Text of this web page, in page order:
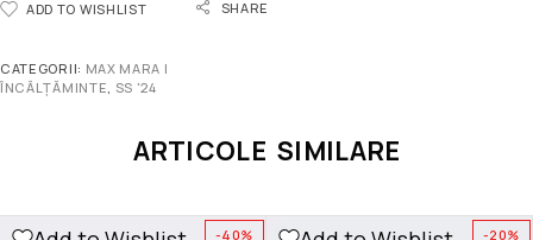
ADD TO WISHLIST
SHARE
CATEGORII: MAX MARA |
ÎNCĂLȚĂMINTE, SS '24
ARTICOLE SIMILARE
-40% -20%